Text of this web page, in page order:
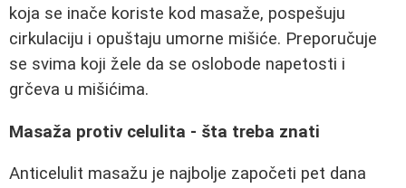
koja se inače koriste kod masaže, pospešuju
cirkulaciju i opuštaju umorne mišiće. Preporučuje
se svima koji žele da se oslobode napetosti i
grčeva u mišićima.
Masaža protiv celulita - šta treba znati
Anticelulit masažu je najbolje započeti pet dana